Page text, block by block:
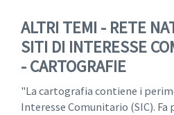
ALTRI TEMI - RETE
SITI DI INTERESSE
- CARTOGRAFIE
"La cartografia contiene i
Interesse Comunitario (SIC).